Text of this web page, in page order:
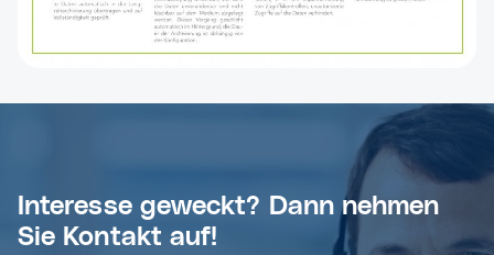
Interesse geweckt? Dann nehmen
Sie Kontakt auf!